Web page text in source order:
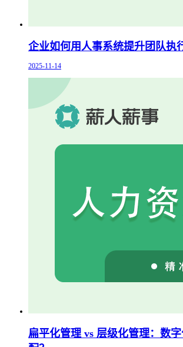
企业如何用人事系统提升团队执
2025-11-14
扁平化管理 vs 层级化管理：数